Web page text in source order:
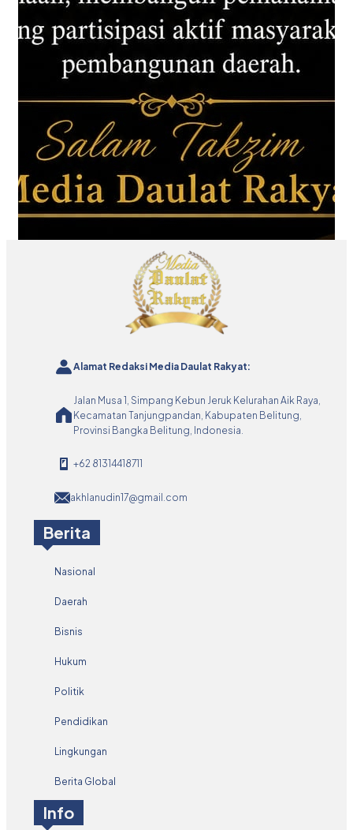
Alamat Redaksi Media Daulat Rakyat:
Jalan Musa 1, Simpang Kebun Jeruk Kelurahan Aik Raya,
Kecamatan Tanjungpandan, Kabupaten Belitung,
Provinsi Bangka Belitung, Indonesia.
+62 81314418711
akhlanudin17@gmail.com
Berita
Nasional
Daerah
Bisnis
Hukum
Politik
Pendidikan
Lingkungan
Berita Global
Info